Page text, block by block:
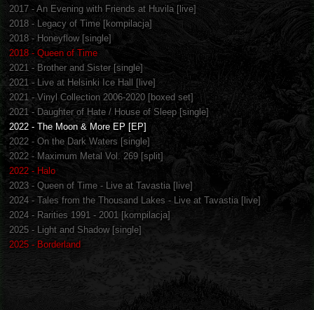
2017 - An Evening with Friends at Huvila [live]
2018 - Legacy of Time [kompilacja]
2018 - Honeyflow [single]
2018 - Queen of Time
2021 - Brother and Sister [single]
2021 - Live at Helsinki Ice Hall [live]
2021 - Vinyl Collection 2006-2020 [boxed set]
2021 - Daughter of Hate / House of Sleep [single]
2022 - The Moon & More EP [EP]
2022 - On the Dark Waters [single]
2022 - Maximum Metal Vol. 269 [split]
2022 - Halo
2023 - Queen of Time - Live at Tavastia [live]
2024 - Tales from the Thousand Lakes - Live at Tavastia [live]
2024 - Rarities 1991 - 2001 [kompilacja]
2025 - Light and Shadow [single]
2025 - Borderland